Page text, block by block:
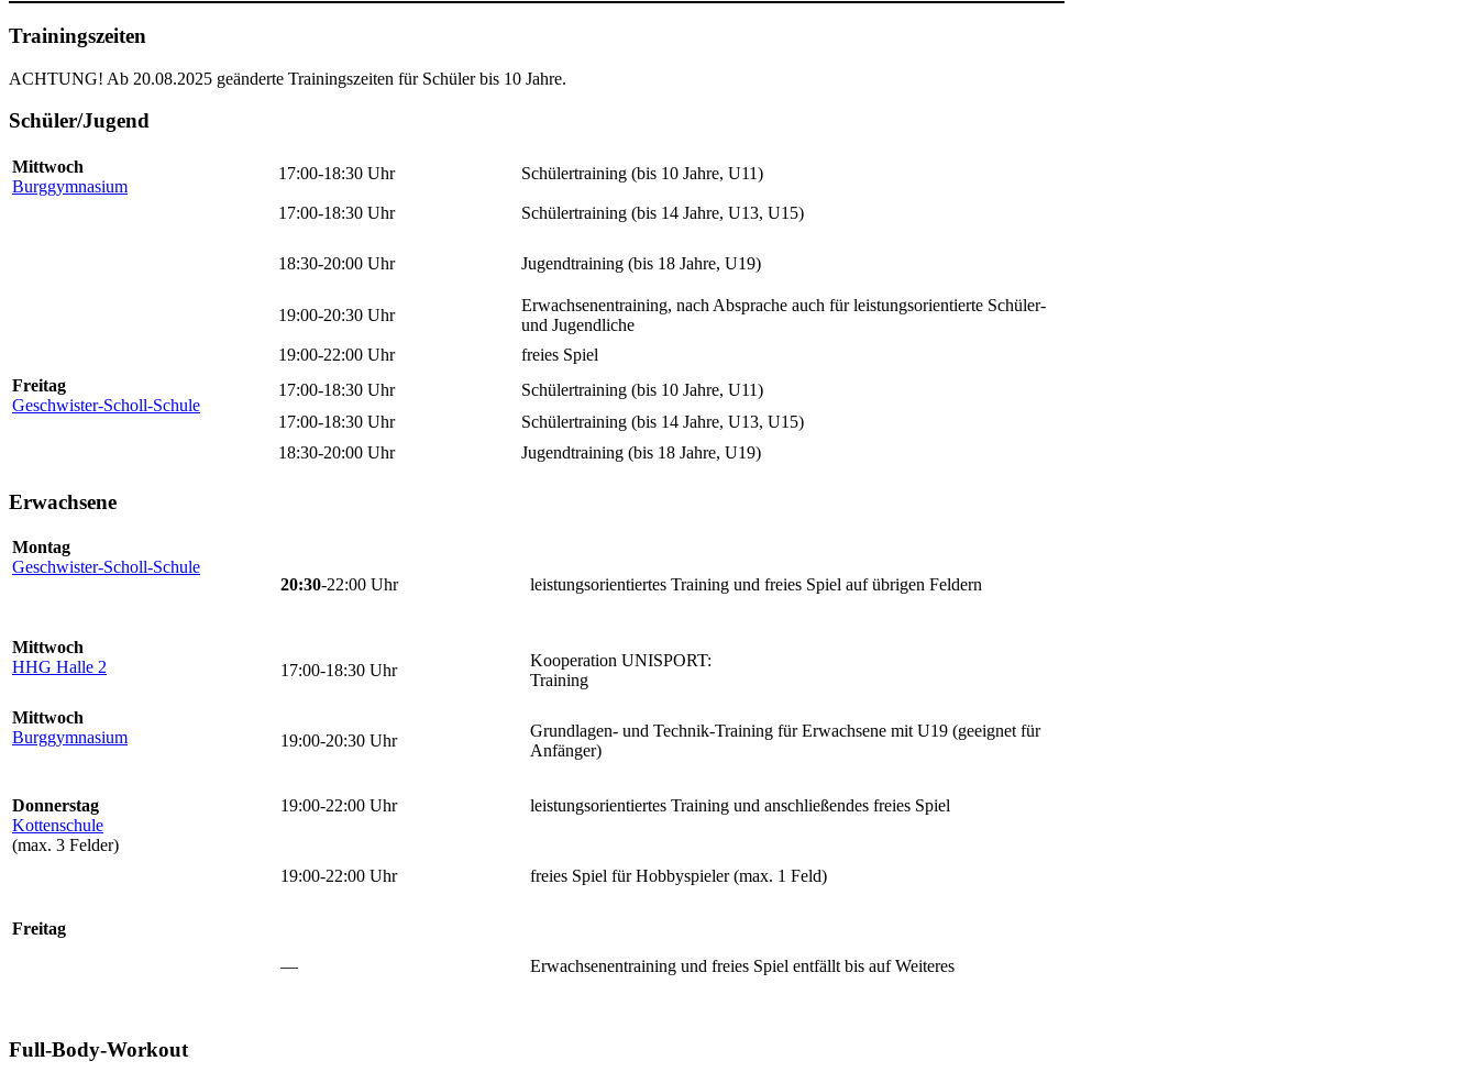
Trainingszeiten
ACHTUNG! Ab 20.08.2025 geänderte Trainingszeiten für Schüler bis 10 Jahre.
Schüler/Jugend
Mittwoch
Burggymnasium
17:00-18:30 Uhr Schülertraining (bis 10 Jahre, U11)
17:00-18:30 Uhr Schülertraining (bis 14 Jahre, U13, U15)
18:30-20:00 Uhr Jugendtraining (bis 18 Jahre, U19)
19:00-20:30 Uhr
Erwachsenentraining, nach Absprache auch für leistungsorientierte Schüler-
und Jugendliche
19:00-22:00 Uhr
freies Spiel
Freitag
Geschwister-Scholl-Schule
17:00-18:30 Uhr
Schülertraining (bis 10 Jahre, U11)
17:00-18:30 Uhr
Schülertraining (bis 14 Jahre, U13, U15)
18:30-20:00 Uhr
Jugendtraining (bis 18 Jahre, U19)
Erwachsene
Montag
Geschwister-Scholl-Schule
20:30-22:00 Uhr leistungsorientiertes Training und freies Spiel auf übrigen Feldern
Mittwoch
HHG Halle 2
17:00-18:30 Uhr
Kooperation UNISPORT:
Training
Mittwoch
Burggymnasium
19:00-20:30 Uhr
Grundlagen- und Technik-Training für Erwachsene mit U19 (geeignet für
Anfänger)
Donnerstag
Kottenschule
(max. 3 Felder)
19:00-22:00 Uhr leistungsorientiertes Training und anschließendes freies Spiel
19:00-22:00 Uhr freies Spiel für Hobbyspieler (max. 1 Feld)
Freitag
—
Erwachsenentraining und freies Spiel entfällt bis auf Weiteres
Full-Body-Workout